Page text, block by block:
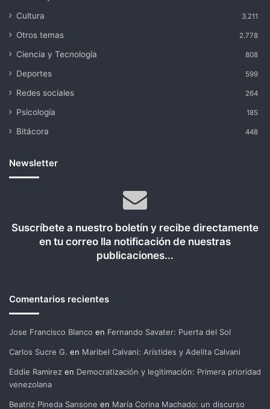
Cultura 3.211
Otros temas 2.778
Ciencia y Tecnología 808
Deportes 599
Redes sociales 264
Psicología 185
Bitácora 448
Newsletter
Suscríbete a nuestro boletín y recibe directamente
en tu correo lla notificación de nuestras
publicaciones...
Comentarios recientes
Jose Francisco Blanco en Fernando Savater: Puerta del Sol
Carlos Sucre G. en Maribel Calvani: Arístides y Adelita Calvani
Eddie Ramirez en Democratización y legitimación: Primera prioridad
venezolana
Beatriz Pineda Sansone en María Corina Machado: un discurso